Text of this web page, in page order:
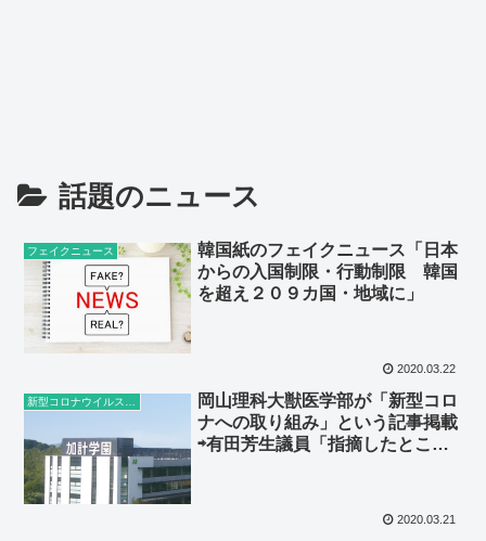
話題のニュース
フェイクニュース
韓国紙のフェイクニュース「日本
からの入国制限・行動制限 韓国
を超え２０９カ国・地域に」
2020.03.22
新型コロナウイルス感染症
岡山理科大獣医学部が「新型コロ
ナへの取り組み」という記事掲載
⇨有田芳生議員「指摘したとこ
2020.03.21